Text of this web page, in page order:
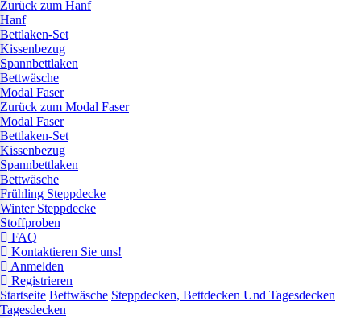
Zurück zum Hanf
Hanf
Bettlaken-Set
Kissenbezug
Spannbettlaken
Bettwäsche
Modal Faser
Zurück zum Modal Faser
Modal Faser
Bettlaken-Set
Kissenbezug
Spannbettlaken
Bettwäsche
Frühling Steppdecke
Winter Steppdecke
Stoffproben
FAQ
Kontaktieren Sie uns!
Anmelden
Registrieren
Startseite Bettwäsche Steppdecken, Bettdecken Und Tagesdecken
Tagesdecken